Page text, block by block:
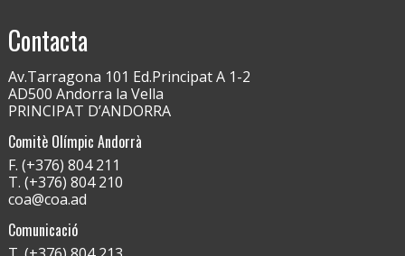
Contacta
Av.Tarragona 101 Ed.Principat A 1-2
AD500 Andorra la Vella
PRINCIPAT D’ANDORRA
Comitè Olímpic Andorrà
F. (+376) 804 211
T. (+376) 804 210
coa@coa.ad
Comunicació